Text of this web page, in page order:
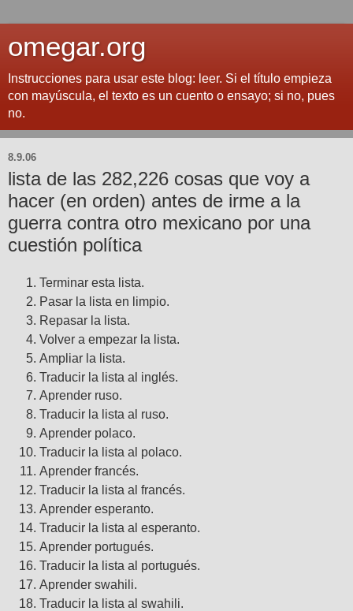
omegar.org
Instrucciones para usar este blog: leer. Si el título empieza
con mayúscula, el texto es un cuento o ensayo; si no, pues
no.
8.9.06
lista de las 282,226 cosas que voy a
hacer (en orden) antes de irme a la
guerra contra otro mexicano por una
cuestión política
Terminar esta lista.
Pasar la lista en limpio.
Repasar la lista.
Volver a empezar la lista.
Ampliar la lista.
Traducir la lista al inglés.
Aprender ruso.
Traducir la lista al ruso.
Aprender polaco.
Traducir la lista al polaco.
Aprender francés.
Traducir la lista al francés.
Aprender esperanto.
Traducir la lista al esperanto.
Aprender portugués.
Traducir la lista al portugués.
Aprender swahili.
Traducir la lista al swahili.